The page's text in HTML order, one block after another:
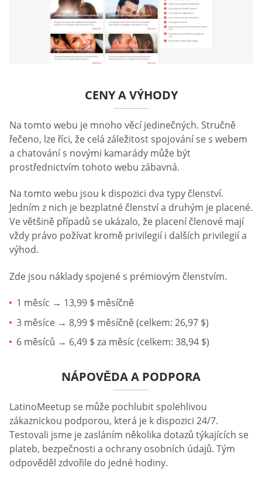
CENY A VÝHODY
Na tomto webu je mnoho věcí jedinečných. Stručně
řečeno, lze říci, že celá záležitost spojování se s webem
a chatování s novými kamarády může být
prostřednictvím tohoto webu zábavná.
Na tomto webu jsou k dispozici dva typy členství.
Jedním z nich je bezplatné členství a druhým je placené.
Ve většině případů se ukázalo, že placení členové mají
vždy právo požívat kromě privilegií i dalších privilegií a
výhod.
Zde jsou náklady spojené s prémiovým členstvím.
1 měsíc → 13,99 $ měsíčně
3 měsíce → 8,99 $ měsíčně (celkem: 26,97 $)
6 měsíců → 6,49 $ za měsíc (celkem: 38,94 $)
NÁPOVĚDA A PODPORA
LatinoMeetup se může pochlubit spolehlivou
zákaznickou podporou, která je k dispozici 24/7.
Testovali jsme je zasláním několika dotazů týkajících se
plateb, bezpečnosti a ochrany osobních údajů. Tým
odpověděl zdvořile do jedné hodiny.